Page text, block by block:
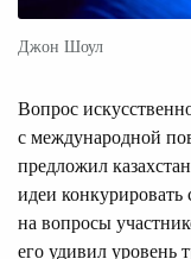
Джон Шоул
Вопрос
с международной
предложил
идеи
на вопросы
его удивил уровень